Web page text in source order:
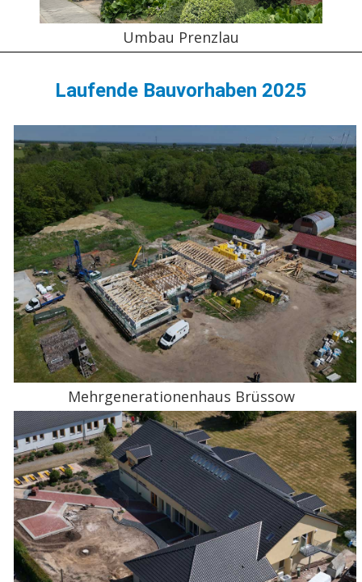
Umbau Prenzlau
Laufende Bauvorhaben 2025
Mehrgenerationenhaus Brüssow